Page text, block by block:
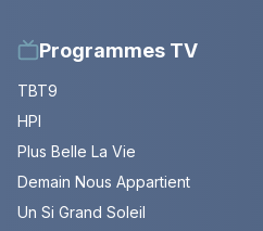
Programmes TV
TBT9
HPI
Plus Belle La Vie
Demain Nous Appartient
Un Si Grand Soleil